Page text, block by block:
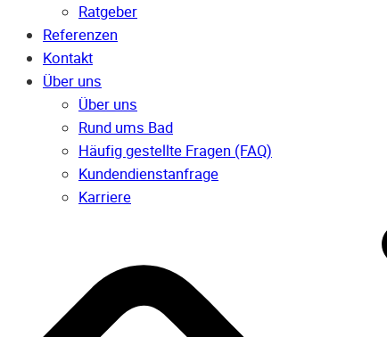
Ratgeber
Referenzen
Kontakt
Über uns
Über uns
Rund ums Bad
Häufig gestellte Fragen (FAQ)
Kunden­dienst­anfrage
Karriere